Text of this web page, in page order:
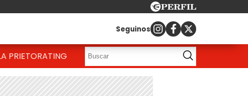
Seguinos
PRIETORATING